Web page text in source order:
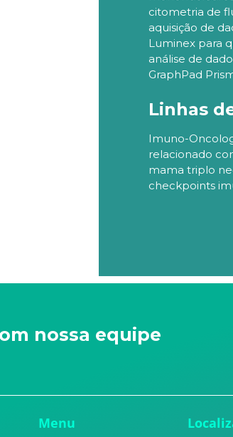
citometria de
aquisição de
Luminex para
análise de
GraphPad
Linhas
Imuno-
relacionado
mama triplo
checkpoints
nossa equipe
Menu